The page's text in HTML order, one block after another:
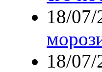
18/07/
18/07/